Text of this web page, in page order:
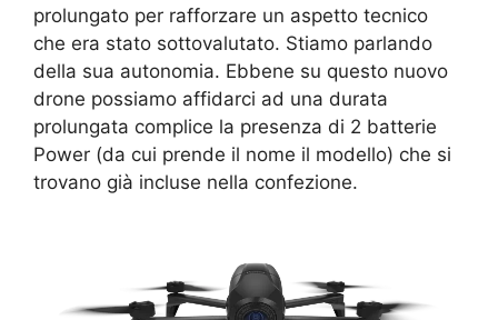
prolungato per rafforzare un aspetto tecnico
che era stato sottovalutato. Stiamo parlando
della sua autonomia. Ebbene su questo nuovo
drone possiamo affidarci ad una durata
prolungata complice la presenza di 2 batterie
Power (da cui prende il nome il modello) che si
trovano già incluse nella confezione.